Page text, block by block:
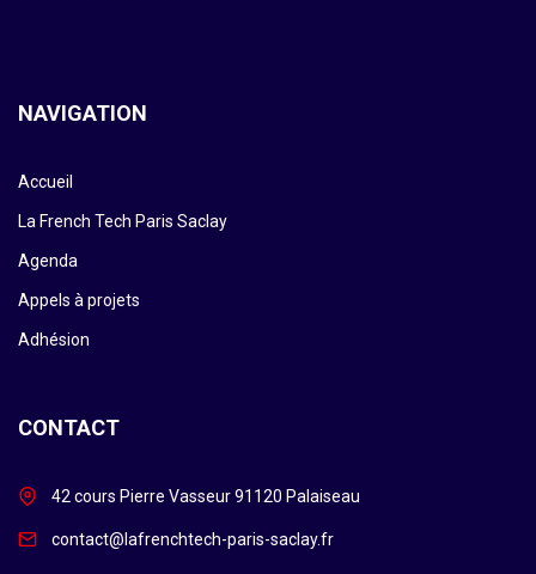
NAVIGATION
Accueil
La French Tech Paris Saclay
Agenda
Appels à projets
Adhésion
CONTACT
42 cours Pierre Vasseur 91120 Palaiseau
contact@lafrenchtech-paris-saclay.fr